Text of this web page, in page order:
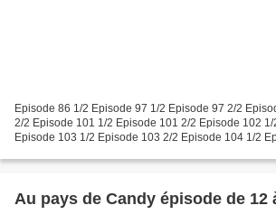
Episode 86 1/2 Episode 97 1/2 Episode 97 2/2
2/2 Episode 101 1/2 Episode 101 2/2 Episode 102
Episode 103 1/2 Episode 103 2/2 Episode 104 1/2
Au pays de Candy épisode de 12